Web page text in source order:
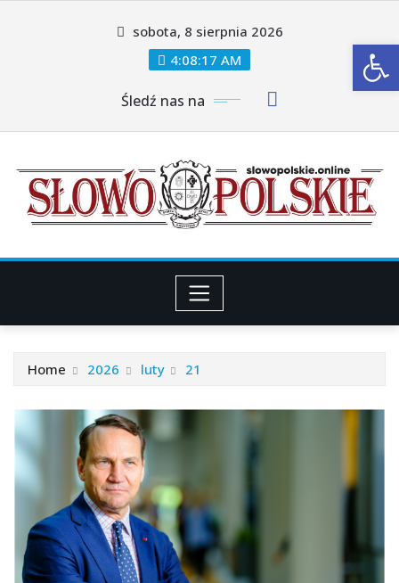
sobota, 8 sierpnia 2026
4:08:18 AM
Śledź nas na
Home 2026 luty 21